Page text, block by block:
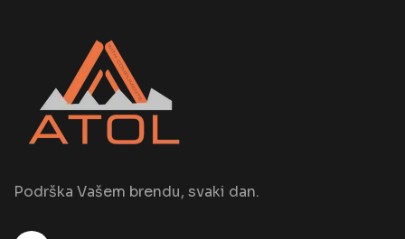
Podrška Vašem brendu, svaki dan.